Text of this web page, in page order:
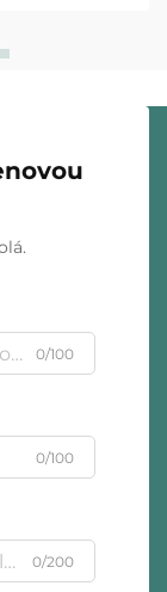
0/100
0/100
0/200